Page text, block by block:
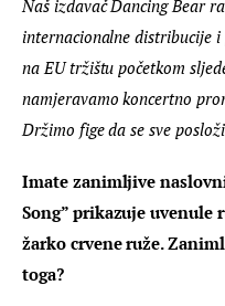
Naš izdavač Dancing Bear
internacionalne distribucije
na EU tržištu početkom
namjeravamo koncertno
Držimo fige da se sve
Imate zanimljive
Song” prikazuje uvenule
žarko crvene ruže.
toga?